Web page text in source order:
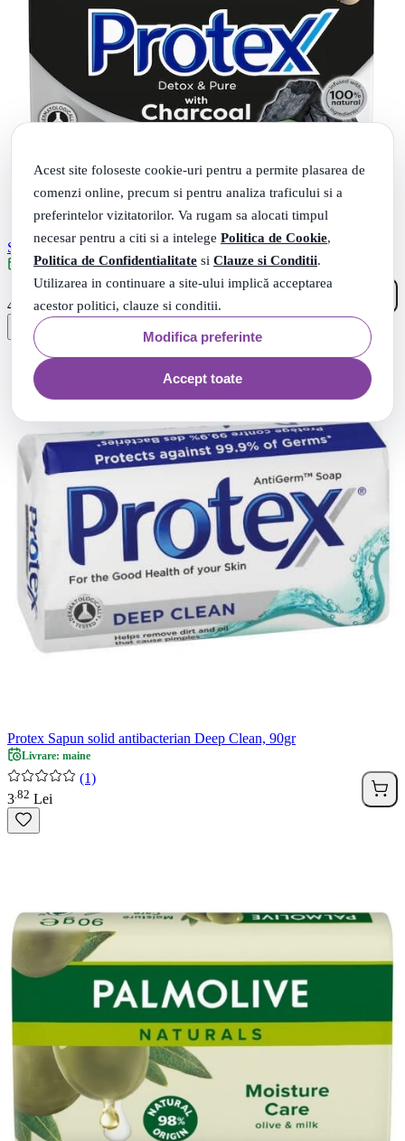
Acest site foloseste cookie-uri pentru a permite plasarea de
comenzi online, precum si pentru analiza traficului si a
preferintelor vizitatorilor. Va rugam sa alocati timpul
necesar pentru a citi si a intelege Politica de Cookie,
Politica de Confidentialitate si Clauze si Conditii.
Utilizarea in continuare a site-ului implică acceptarea
acestor politici, clauze si conditii.
Modifica preferinte
Accept toate
Sapun solid 90 g, Protex Detox & Pure Charcoal
Livrare: maine
4 Lei
Protex Sapun solid antibacterian Deep Clean, 90gr
Livrare: maine
(1)
3 82 Lei